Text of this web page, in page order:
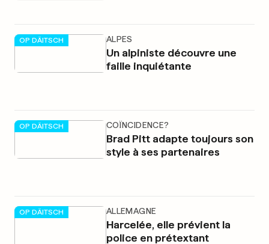
OP DÄITSCH ALPES
Un alpiniste découvre une
faille inquiétante
OP DÄITSCH COÏNCIDENCE?
Brad Pitt adapte toujours son
style à ses partenaires
OP DÄITSCH ALLEMAGNE
Harcelée, elle prévient la
police en prétextant